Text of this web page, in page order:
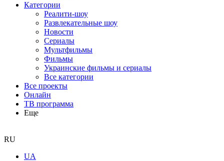
Категории
Реалити-шоу
Развлекательные шоу
Новости
Сериалы
Мультфильмы
Фильмы
Украинские фильмы и сериалы
Все категории
Все проекты
Онлайн
ТВ программа
Еще
RU
UA